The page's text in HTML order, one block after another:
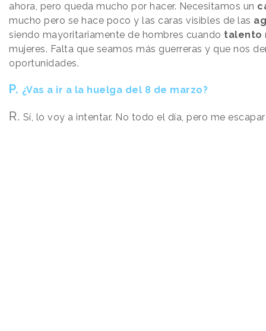
ahora, pero queda mucho por hacer. Necesitamos un
mucho pero se hace poco y las caras visibles de las
siendo mayoritariamente de hombres cuando talento
mujeres. Falta que seamos más guerreras y que nos
oportunidades.
P. ¿Vas a ir a la huelga del 8 de marzo?
R. Sí, lo voy a intentar. No todo el día, pero me